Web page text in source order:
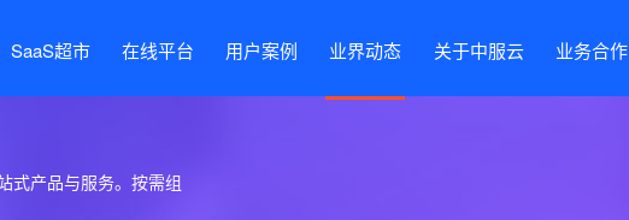
SaaS超市 在线平台 用户案例 业界动态 关于中服云 业务合作
式产品与服务。按需组